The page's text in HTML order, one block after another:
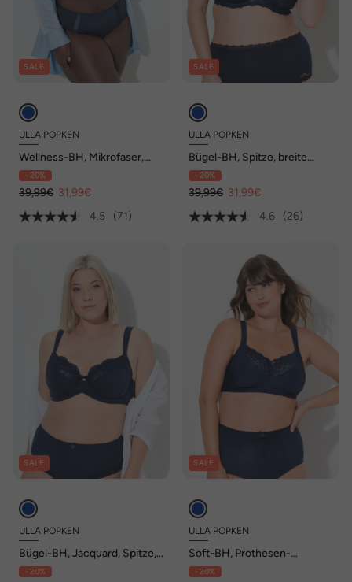
SALE
ULLA POPKEN
Wellness-BH, Mikrofaser,
ohne Bügel, Cup C - E
- 20%
39,99€ 31,99€
4.5
(71)
SALE
ULLA POPKEN
Bügel-BH, Spitze, breite
Träger, Cup B - F
- 20%
39,99€ 31,99€
4.6
(26)
SALE
ULLA POPKEN
Bügel-BH, Jacquard, Spitze,
Softcups, Cup B - G
- 20%
SALE
ULLA POPKEN
Soft-BH, Prothesen-
Funktion, bügellos, Cup C - E
- 20%